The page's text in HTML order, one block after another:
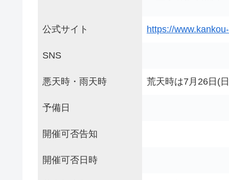
公式サイト https://
SNS
悪天時・雨天時 荒天時は7月26日(
予備日
開催可否告知
開催可否日時